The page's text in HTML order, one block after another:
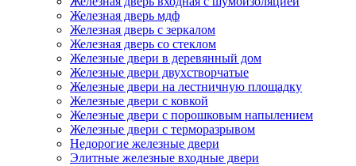
Железная дверь мдф
Железная дверь с зеркалом
Железная дверь со стеклом
Железные двери в деревянный дом
Железные двери двухстворчатые
Железные двери на лестничную площадку
Железные двери с ковкой
Железные двери с порошковым напылением
Железные двери с терморазрывом
Недорогие железные двери
Элитные железные входные двери